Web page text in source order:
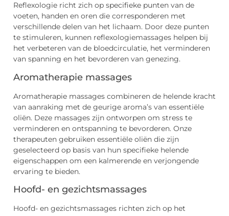
Reflexologie richt zich op specifieke punten van de
voeten, handen en oren die corresponderen met
verschillende delen van het lichaam. Door deze punten
te stimuleren, kunnen reflexologiemassages helpen bij
het verbeteren van de bloedcirculatie, het verminderen
van spanning en het bevorderen van genezing.
Aromatherapie massages
Aromatherapie massages combineren de helende kracht
van aanraking met de geurige aroma’s van essentiële
oliën. Deze massages zijn ontworpen om stress te
verminderen en ontspanning te bevorderen. Onze
therapeuten gebruiken essentiële oliën die zijn
geselecteerd op basis van hun specifieke helende
eigenschappen om een kalmerende en verjongende
ervaring te bieden.
Hoofd- en gezichtsmassages
Hoofd- en gezichtsmassages richten zich op het